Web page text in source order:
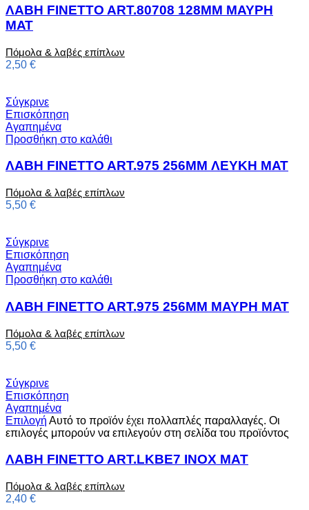
ΛΑΒΗ FINETTO ART.80708 128MM ΜΑΥΡΗ
ΜΑΤ
Πόμολα & λαβές επίπλων
2,50 €
Σύγκρινε
Επισκόπηση
Αγαπημένα
Προσθήκη στο καλάθι
ΛΑΒΗ FINETTO ART.975 256MM ΛΕΥΚΗ ΜΑΤ
Πόμολα & λαβές επίπλων
5,50 €
Σύγκρινε
Επισκόπηση
Αγαπημένα
Προσθήκη στο καλάθι
ΛΑΒΗ FINETTO ART.975 256MM ΜΑΥΡΗ ΜΑΤ
Πόμολα & λαβές επίπλων
5,50 €
Σύγκρινε
Επισκόπηση
Αγαπημένα
Επιλογή Αυτό το προϊόν έχει πολλαπλές παραλλαγές. Οι
επιλογές μπορούν να επιλεγούν στη σελίδα του προϊόντος
ΛΑΒΗ FINETTO ART.LKBE7 INOX MAT
Πόμολα & λαβές επίπλων
2,40 €